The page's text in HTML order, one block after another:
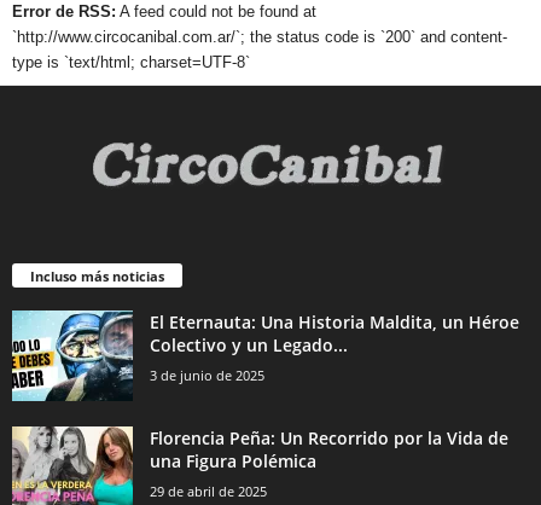
Error de RSS: A feed could not be found at
`http://www.circocanibal.com.ar/`; the status code is `200` and content-
type is `text/html; charset=UTF-8`
Incluso más noticias
El Eternauta: Una Historia Maldita, un Héroe
Colectivo y un Legado...
3 de junio de 2025
Florencia Peña: Un Recorrido por la Vida de
una Figura Polémica
29 de abril de 2025